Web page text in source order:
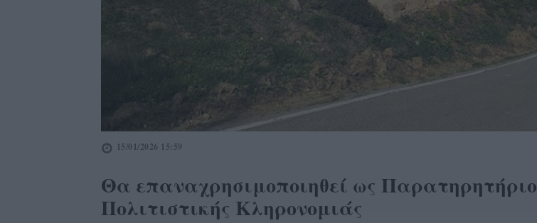
15/01/2026 15:59
Θα επαναχρησιμοποιηθεί ως Παρατηρητήριο
Πολιτιστικής Κληρονομιάς